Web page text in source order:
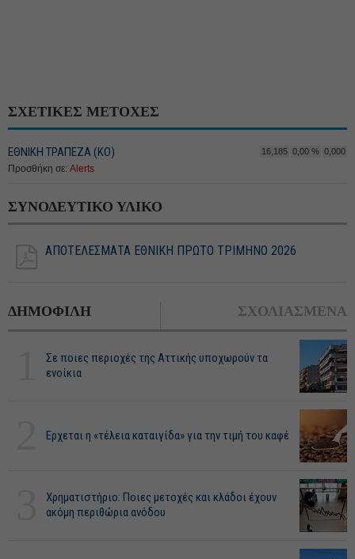
ΣΧΕΤΙΚΕΣ ΜΕΤΟΧΕΣ
ΕΘΝΙΚΗ ΤΡΑΠΕΖΑ (KO) 16,185 0,00 % 0,000
Προσθήκη σε: Alerts
ΣΥΝΟΔΕΥΤΙΚΟ ΥΛΙΚΟ
ΑΠΟΤΕΛΕΣΜΑΤΑ ΕΘΝΙΚΗ ΠΡΩΤΟ ΤΡΙΜΗΝΟ 2026
ΔΗΜΟΦΙΛΗ ΣΧΟΛΙΑΣΜΕΝΑ
Σε ποιες περιοχές της Αττικής υποχωρούν τα
ενοίκια
Ερχεται η «τέλεια καταιγίδα» για την τιμή του καφέ
Χρηματιστήριο: Ποιες μετοχές και κλάδοι έχουν
ακόμη περιθώρια ανόδου